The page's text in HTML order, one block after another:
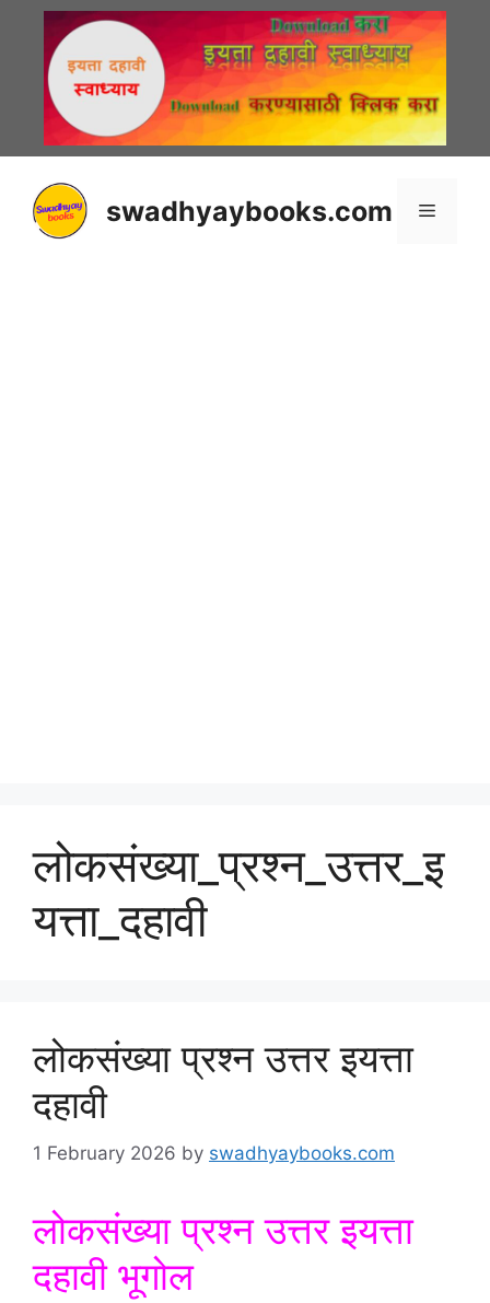
content
swadhyaybooks.com Menu
लोकसंख्या_प्रश्न_उत्तर_इ
यत्ता_दहावी
लोकसंख्या प्रश्न उत्तर इयत्ता
दहावी
1 February 2026 by swadhyaybooks.com
लोकसंख्या प्रश्न उत्तर इयत्ता
दहावी भूगोल